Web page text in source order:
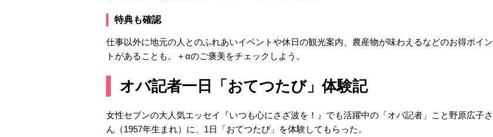
特典も確認
仕事以外に地元の人とのふれあいイベントや休日の観光案内、農産物が味わえるなどのお得ポイン
トがあることも。＋αのご褒美をチェックしよう。
オバ記者一日「おてつたび」体験記
女性セブンの大人気エッセイ『いつも心にさざ波を！』でも活躍中の「オバ記者」こと野原広子さ
ん（1957年生まれ）に、1日「おてつたび」を体験してもらった。